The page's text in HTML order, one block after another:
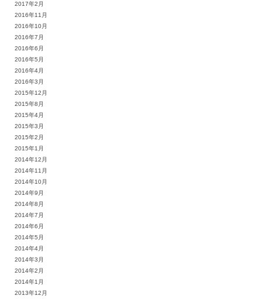
2017年2月
2016年11月
2016年10月
2016年7月
2016年6月
2016年5月
2016年4月
2016年3月
2015年12月
2015年8月
2015年4月
2015年3月
2015年2月
2015年1月
2014年12月
2014年11月
2014年10月
2014年9月
2014年8月
2014年7月
2014年6月
2014年5月
2014年4月
2014年3月
2014年2月
2014年1月
2013年12月